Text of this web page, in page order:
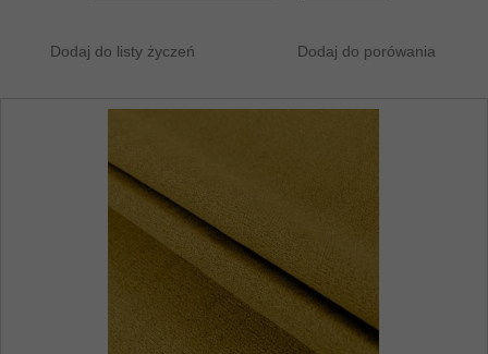
Dodaj do listy życzeń Dodaj do porówania